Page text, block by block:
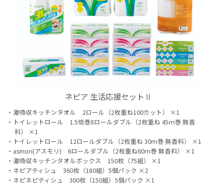
ネピア 生活応援セットⅡ
激吸収キッチンタオル 2ロール（2枚重ね100カット） ×1
トイレットロール 1.5倍巻8ロールダブル（2枚重ね 45ｍ巻 無香
料） ×1
トイレットロール 12ロールダブル（2枚重ね 30ｍ巻 無香料） ×1
asmori(アスモリ) 6ロールダブル（2枚重ね60ｍ巻 無香料） ×1
激吸収キッチンタオルボックス 150枚（75組） ×1
ネピアティシュ 360枚（180組）5個パック ×2
ネピネピティシュ 300枚（150組）5個パック ×1